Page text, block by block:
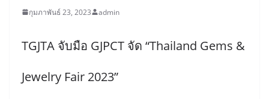
กุมภาพันธ์ 23, 2023 admin
TGJTA จับมือ GJPCT จัด “Thailand Gems &
Jewelry Fair 2023”